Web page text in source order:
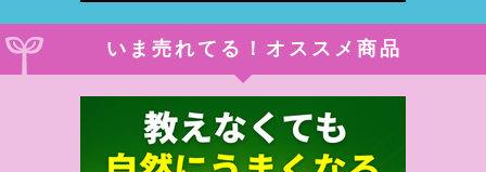
いま売れてる！オススメ商品